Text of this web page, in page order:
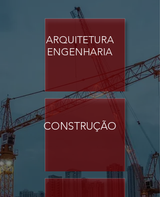
ARQUITETURA
ENGENHARIA
CONSTRUÇÃO